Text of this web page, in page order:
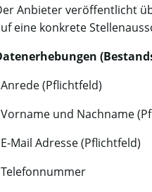
Anbieter veröffentlicht
eine konkrete
(Pflichtfeld)
und Nachname
Mail Adresse (Pflichtfeld)